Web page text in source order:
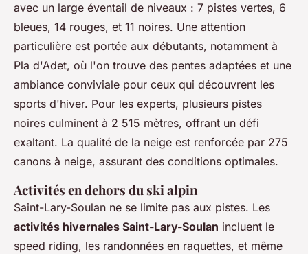
avec un large éventail de niveaux : 7 pistes vertes, 6
bleues, 14 rouges, et 11 noires. Une attention
particulière est portée aux débutants, notamment à
Pla d'Adet, où l'on trouve des pentes adaptées et une
ambiance conviviale pour ceux qui découvrent les
sports d'hiver. Pour les experts, plusieurs pistes
noires culminent à 2 515 mètres, offrant un défi
exaltant. La qualité de la neige est renforcée par 275
canons à neige, assurant des conditions optimales.
Activités en dehors du ski alpin
Saint-Lary-Soulan ne se limite pas aux pistes. Les
activités hivernales Saint-Lary-Soulan incluent le
speed riding, les randonnées en raquettes, et même